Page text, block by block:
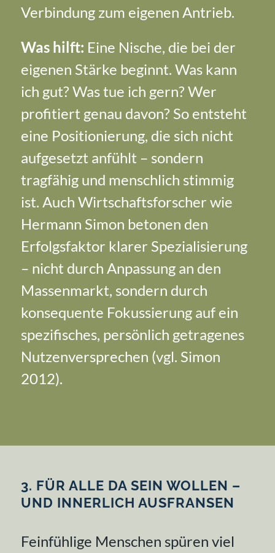
Verbindung zum eigenen Antrieb.
Was hilft: Eine Nische, die bei der
eigenen Stärke beginnt. Was kann
ich gut? Was tue ich gern? Wer
profitiert genau davon? So entsteht
eine Positionierung, die sich nicht
aufgesetzt anfühlt – sondern
tragfähig und menschlich stimmig
ist. Auch Wirtschaftsforscher wie
Hermann Simon betonen den
Erfolgsfaktor klarer Spezialisierung
– nicht durch Anpassung an den
Massenmarkt, sondern durch
konsequente Fokussierung auf ein
spezifisches, persönlich getragenes
Nutzenversprechen (vgl. Simon
2012).
3. FÜR ALLE DA SEIN WOLLEN –
UND INNERLICH AUSFRANSEN
Feinfühlige Menschen spüren viel